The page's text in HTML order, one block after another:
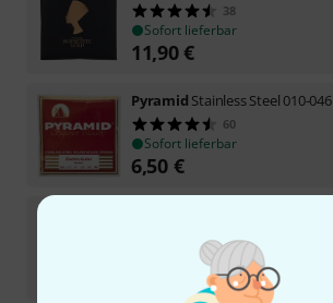
38
Sofort lieferbar
11,90€
Pyramid Stainless Steel 010-046
60
Sofort lieferbar
6,50 €
43
Sofort lieferbar